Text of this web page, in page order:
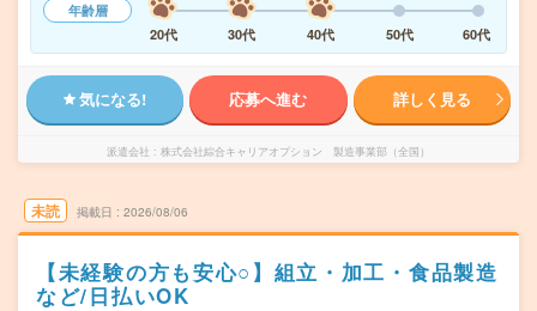
年齢層
20代
30代 40代 50代 60代
気になる! 応募へ進む 詳しく見る
派遣会社 株式会社綜合キャリアオプション 製造事業部（全国）
未読 掲載日 2026/08/06
【未経験の方も安心○】組立・加工・食品製造
など/日払いOK